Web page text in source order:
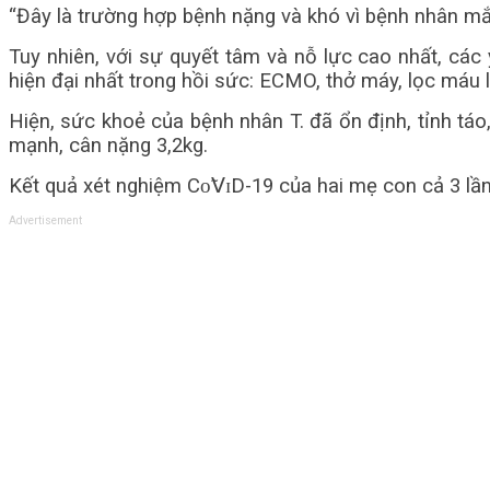
“Đây là trường hợp bệnh nặng và khó vì bệnh nhân
Tuy nhiên, với sự quyết tâm và nỗ lực cao nhất,
hiện đại nhất trong hồi sức: ECMO, thở máy, lọc
Hiện, sức khoẻ của bệnh nhân T. đã ổn định, tỉnh
mạnh, cân nặng 3,2kg.
Kết quả xét nghiệm Сᴏ̃𝖵ɪD-19 của hai mẹ con cả 3
Advertisement